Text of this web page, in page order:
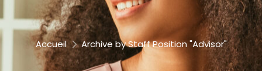
Accueil Archive by Staff Position "Advisor"